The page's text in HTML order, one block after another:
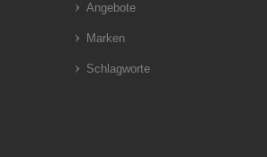
Angebote
Marken
Schlagworte